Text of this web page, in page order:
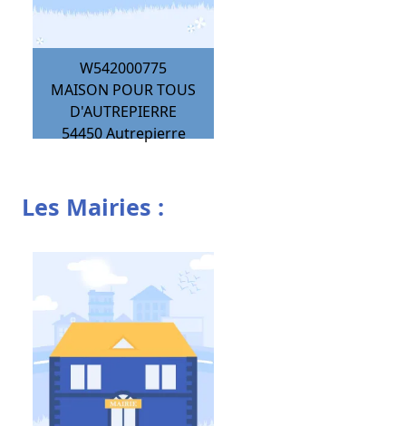
W542000775
MAISON POUR TOUS
D'AUTREPIERRE
54450 Autrepierre
Les Mairies :